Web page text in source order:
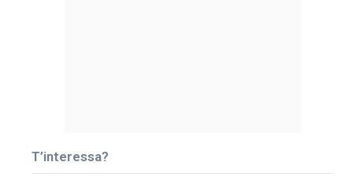
T’interessa?